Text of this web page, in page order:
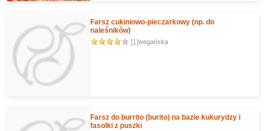
Farsz cukiniowo-pieczarkowy (np. do
naleśników)
[1]wegańska
Farsz do burrito (burito) na bazie kukurydzy i
fasolki z puszki